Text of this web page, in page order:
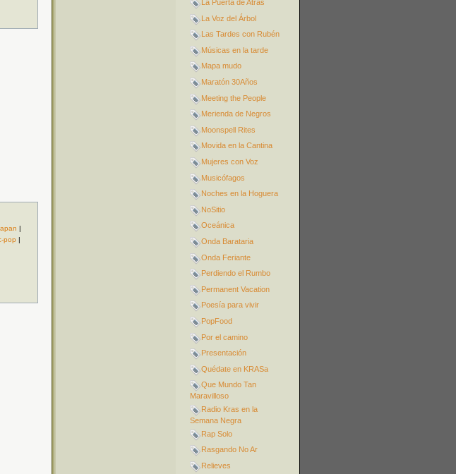
|
pop |
La Puerta de Atrás
La Voz del Árbol
Las Tardes con Rubén
Músicas en la tarde
Mapa mudo
Maratón 30Años
Meeting the People
Merienda de Negros
Moonspell Rites
Movida en la Cantina
Mujeres con Voz
Musicófagos
Noches en la Hoguera
NoSitio
Oceánica
Onda Barataria
Onda Feriante
Perdiendo el Rumbo
Permanent Vacation
Poesía para vivir
PopFood
Por el camino
Presentación
Quédate en KRASa
Que Mundo Tan
Maravilloso
Radio Kras en la
Semana Negra
Rap Solo
Rasgando No Ar
Relieves